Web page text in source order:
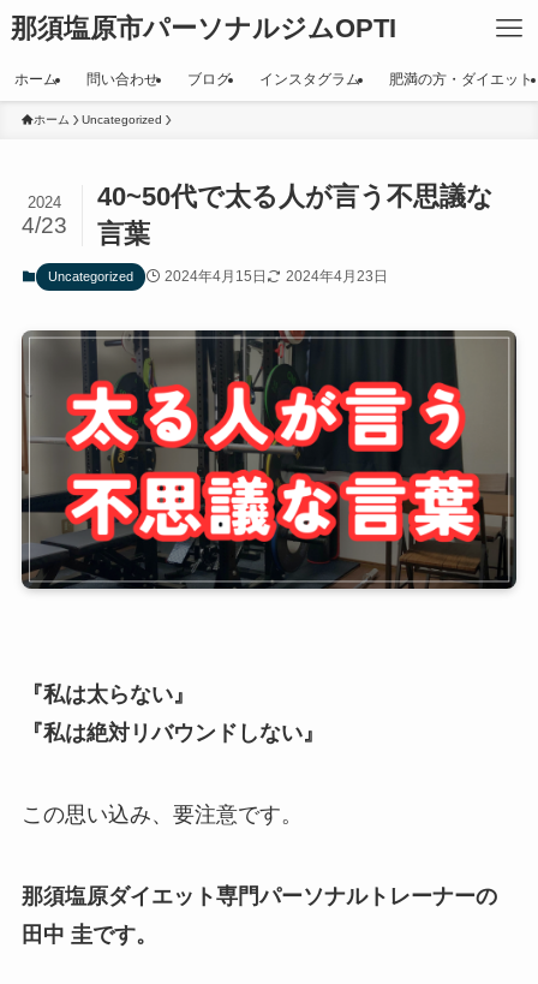
那須塩原市パーソナルジムOPTI
ホーム 問い合わせ ブログ インスタグラム 肥満の方・ダイエット
ホーム Uncategorized
40~50代で太る人が言う不思議な
言葉
2024
4/23
Uncategorized 2024年4月15日 2024年4月23日
『私は太らない』
『私は絶対リバウンドしない』
この思い込み、要注意です。
那須塩原ダイエット専門パーソナルトレーナーの
田中 圭です。